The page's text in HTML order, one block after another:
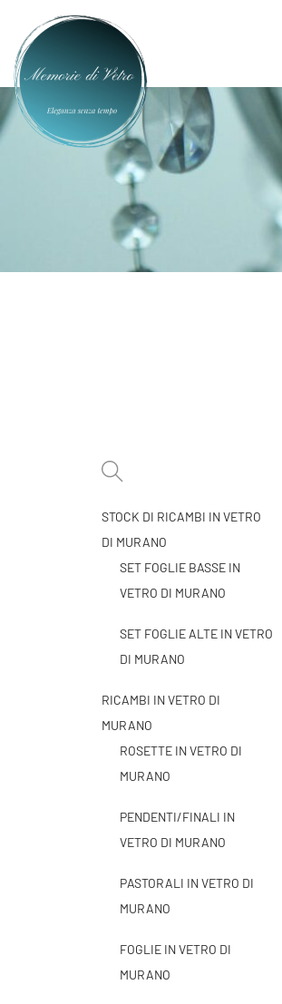
STOCK DI RICAMBI IN VETRO
DI MURANO
SET FOGLIE BASSE IN
VETRO DI MURANO
SET FOGLIE ALTE IN VETRO
DI MURANO
RICAMBI IN VETRO DI
MURANO
ROSETTE IN VETRO DI
MURANO
PENDENTI/FINALI IN
VETRO DI MURANO
PASTORALI IN VETRO DI
MURANO
FOGLIE IN VETRO DI
MURANO